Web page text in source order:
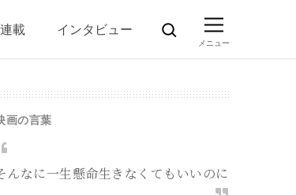
連載 インタビュー
画の言葉
んなに一生懸命生きなくてもいいのに